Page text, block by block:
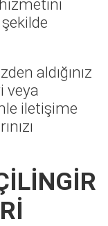
aldığınız
veya
iletişime